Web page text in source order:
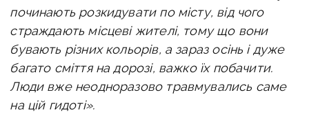
починають розкидувати по місту, від чого
страждають місцеві жителі, тому що вони
бувають різних кольорів, а зараз осінь і дуже
багато сміття на дорозі, важко їх побачити.
Люди вже неодноразово травмувались саме
на цій гидоті».